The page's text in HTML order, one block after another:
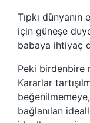
Tıpkı
için güneşe
babaya ihtiyaç
Peki birdenbire
Kararlar
bağlanılan